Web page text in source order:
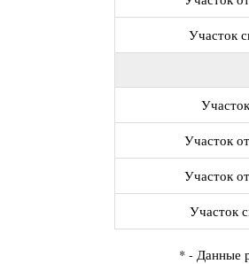
Участок
Участок
Участок
Участок
* - Данные